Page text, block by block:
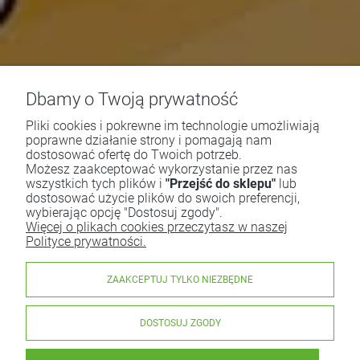
Dbamy o Twoją prywatność
Pliki cookies i pokrewne im technologie umożliwiają
poprawne działanie strony i pomagają nam
dostosować ofertę do Twoich potrzeb.
Możesz zaakceptować wykorzystanie przez nas
wszystkich tych plików i "Przejść do sklepu" lub
dostosować użycie plików do swoich preferencji,
wybierając opcję "Dostosuj zgody".
Więcej o plikach cookies przeczytasz w naszej
Polityce prywatności.
ZAAKCEPTUJ TYLKO NIEZBĘDNE
DOSTOSUJ ZGODY